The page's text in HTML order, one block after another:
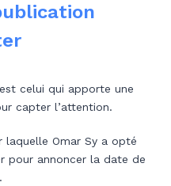
celui qui apporte une
capter l’attention.
laquelle Omar Sy a opté
pour annoncer la date de